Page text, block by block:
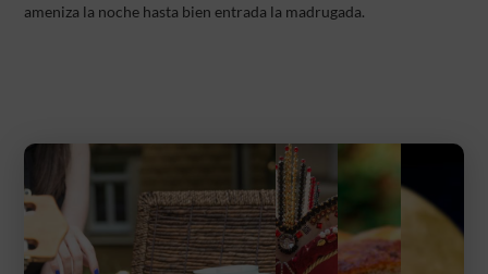
ameniza la noche hasta bien entrada la madrugada.